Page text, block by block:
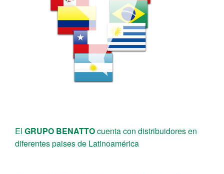
El GRUPO BENATTOcuenta con distribuidores en
diferentes paises de Latinoamérica